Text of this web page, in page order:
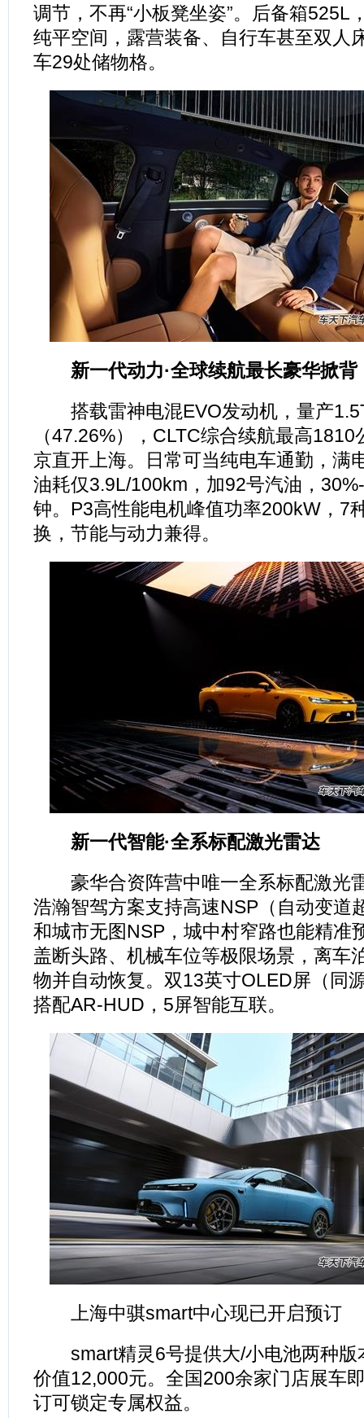
调节，不再“小板凳坐姿”。后备箱525L
纯平空间，露营装备、自行车甚至双人
车29处储物格。
新一代动力·全球续航最长豪华掀背
搭载雷神电混EVO发动机，量产
（47.26%），CLTC综合续航最高
京直开上海。日常可当纯电车通勤，满
油耗仅3.9L/100km，加92号汽油，
钟。P3高性能电机峰值功率200kW，7
换，节能与动力兼得。
新一代智能·全系标配激光雷达
豪华合资阵营中唯一全系标配激光
浩瀚智驾方案支持高速NSP（自动变道
和城市无图NSP，城中村窄路也能精准
盖断头路、机械车位等极限场景，离车
物并自动恢复。双13英寸OLED屏（同
搭配AR-HUD，5屏智能互联。
上海中骐smart中心现已开启预订
smart精灵6号提供大/小电池两种版
价值12,000元。全国200余家门店展车
订可锁定专属权益。